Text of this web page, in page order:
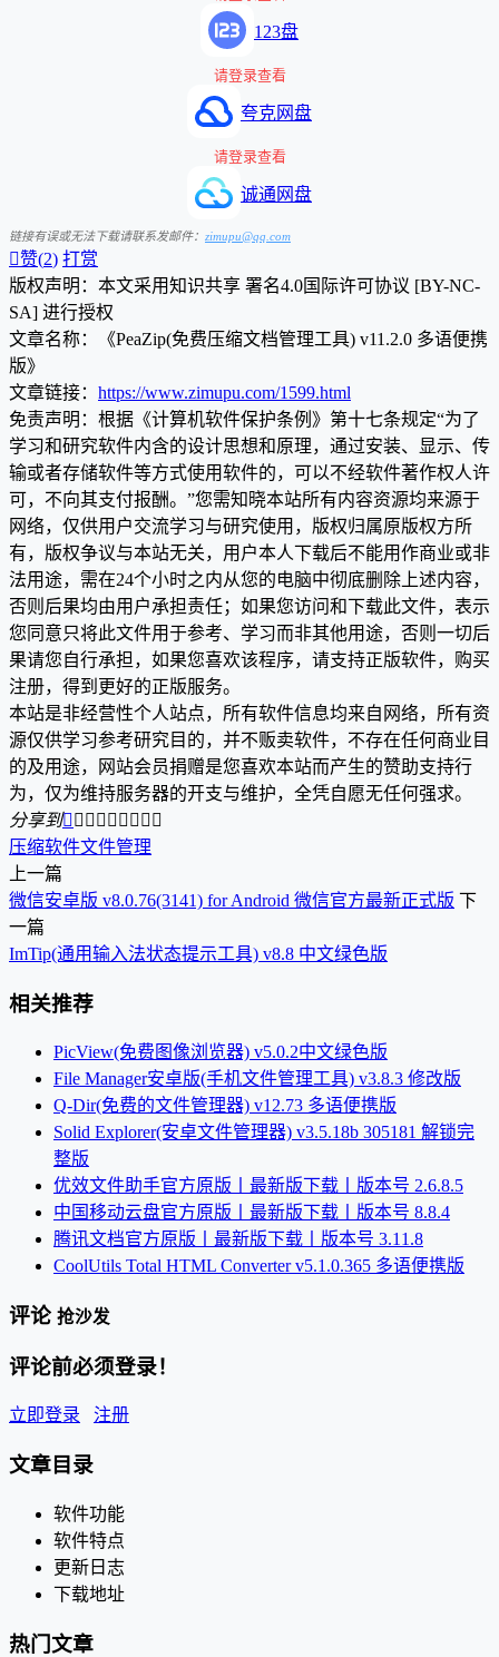
123盘
请登录查看
夸克网盘
请登录查看
诚通网盘
链接有误或无法下载请联系发邮件： zimupu@qq.com
赞(2) 打赏
版权声明：本文采用知识共享 署名4.0国际许可协议 [BY-NC-
SA] 进行授权
文章名称：《PeaZip(免费压缩文档管理工具) v11.2.0 多语便携
版》
文章链接： https://www.zimupu.com/1599.html
免责声明：根据《计算机软件保护条例》第十七条规定“为了
学习和研究软件内含的设计思想和原理，通过安装、显示、传
输或者存储软件等方式使用软件的，可以不经软件著作权人许
可，不向其支付报酬。”您需知晓本站所有内容资源均来源于
网络，仅供用户交流学习与研究使用，版权归属原版权方所
有，版权争议与本站无关，用户本人下载后不能用作商业或非
法用途，需在24个小时之内从您的电脑中彻底删除上述内容，
否则后果均由用户承担责任；如果您访问和下载此文件，表示
您同意只将此文件用于参考、学习而非其他用途，否则一切后
果请您自行承担，如果您喜欢该程序，请支持正版软件，购买
注册，得到更好的正版服务。
本站是非经营性个人站点，所有软件信息均来自网络，所有资
源仅供学习参考研究目的，并不贩卖软件，不存在任何商业目
的及用途，网站会员捐赠是您喜欢本站而产生的赞助支持行
为，仅为维持服务器的开支与维护，全凭自愿无任何强求。
分享到        
压缩软件文件管理
上一篇
微信安卓版 v8.0.76(3141) for Android 微信官方最新正式版 下
一篇
ImTip(通用输入法状态提示工具) v8.8 中文绿色版
相关推荐
PicView(免费图像浏览器) v5.0.2中文绿色版
File Manager安卓版(手机文件管理工具) v3.8.3 修改版
Q-Dir(免费的文件管理器) v12.73 多语便携版
Solid Explorer(安卓文件管理器) v3.5.18b 305181 解锁完
整版
优效文件助手官方原版丨最新版下载丨版本号 2.6.8.5
中国移动云盘官方原版丨最新版下载丨版本号 8.8.4
腾讯文档官方原版丨最新版下载丨版本号 3.11.8
CoolUtils Total HTML Converter v5.1.0.365 多语便携版
评论 抢沙发
评论前必须登录！
立即登录 注册
文章目录
软件功能
软件特点
更新日志
下载地址
热门文章